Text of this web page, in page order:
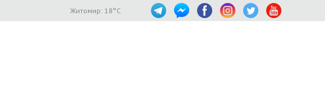
Житомир: 18°C